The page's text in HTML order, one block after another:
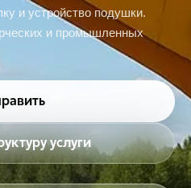
и устройство подушки.
и промышленных
услуги